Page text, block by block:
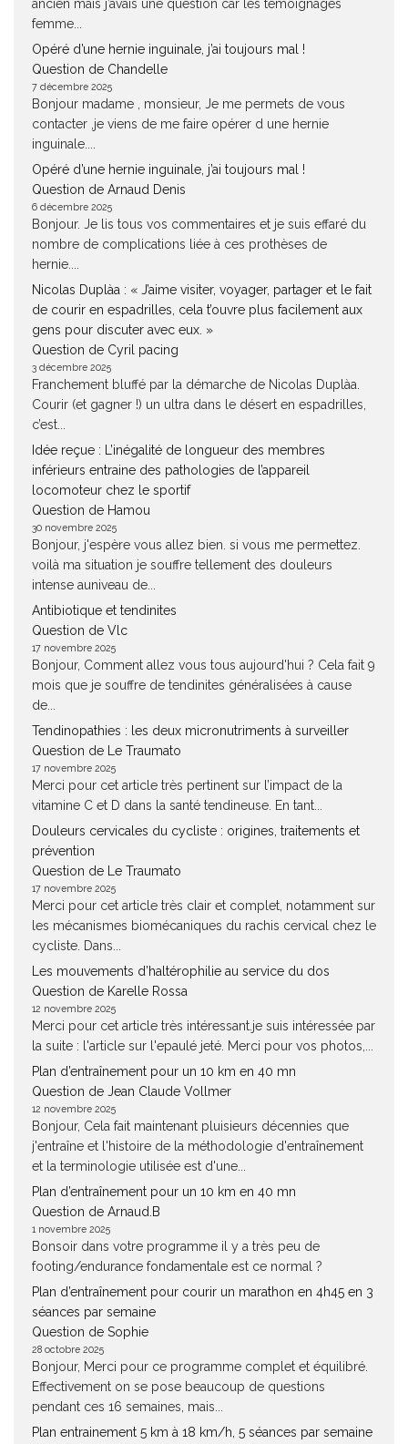
ancien mais j’avais une question car les témoignages
femme...
Opéré d’une hernie inguinale, j’ai toujours mal !
Question de Chandelle
7 décembre 2025
Bonjour madame , monsieur, Je me permets de vous
contacter ,je viens de me faire opérer d une hernie
inguinale....
Opéré d’une hernie inguinale, j’ai toujours mal !
Question de Arnaud Denis
6 décembre 2025
Bonjour. Je lis tous vos commentaires et je suis effaré du
nombre de complications liée à ces prothèses de
hernie....
Nicolas Duplàa : « J’aime visiter, voyager, partager et le fait
de courir en espadrilles, cela t’ouvre plus facilement aux
gens pour discuter avec eux. »
Question de Cyril pacing
3 décembre 2025
Franchement bluffé par la démarche de Nicolas Duplàa.
Courir (et gagner !) un ultra dans le désert en espadrilles,
c’est...
Idée reçue : L’inégalité de longueur des membres
inférieurs entraine des pathologies de l’appareil
locomoteur chez le sportif
Question de Hamou
30 novembre 2025
Bonjour, j'espère vous allez bien. si vous me permettez.
voilà ma situation je souffre tellement des douleurs
intense auniveau de...
Antibiotique et tendinites
Question de Vlc
17 novembre 2025
Bonjour, Comment allez vous tous aujourd'hui ? Cela fait 9
mois que je souffre de tendinites généralisées à cause
de...
Tendinopathies : les deux micronutriments à surveiller
Question de Le Traumato
17 novembre 2025
Merci pour cet article très pertinent sur l’impact de la
vitamine C et D dans la santé tendineuse. En tant...
Douleurs cervicales du cycliste : origines, traitements et
prévention
Question de Le Traumato
17 novembre 2025
Merci pour cet article très clair et complet, notamment sur
les mécanismes biomécaniques du rachis cervical chez le
cycliste. Dans...
Les mouvements d’haltérophilie au service du dos
Question de Karelle Rossa
12 novembre 2025
Merci pour cet article très intéressant.je suis intéressée par
la suite : l'article sur l'epaulé jeté. Merci pour vos photos,...
Plan d’entraînement pour un 10 km en 40 mn
Question de Jean Claude Vollmer
12 novembre 2025
Bonjour, Cela fait maintenant pluisieurs décennies que
j'entraîne et l'histoire de la méthodologie d'entraînement
et la terminologie utilisée est d'une...
Plan d’entraînement pour un 10 km en 40 mn
Question de Arnaud.B
1 novembre 2025
Bonsoir dans votre programme il y a très peu de
footing/endurance fondamentale est ce normal ?
Plan d’entraînement pour courir un marathon en 4h45 en 3
séances par semaine
Question de Sophie
28 octobre 2025
Bonjour, Merci pour ce programme complet et équilibré.
Effectivement on se pose beaucoup de questions
pendant ces 16 semaines, mais...
Plan entrainement 5 km à 18 km/h, 5 séances par semaine